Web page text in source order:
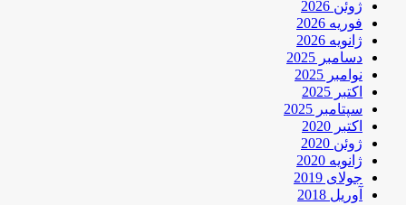
ژوئن 2026
فوریه 2026
ژانویه 2026
دسامبر 2025
نوامبر 2025
اکتبر 2025
سپتامبر 2025
اکتبر 2020
ژوئن 2020
ژانویه 2020
جولای 2019
آوریل 2018